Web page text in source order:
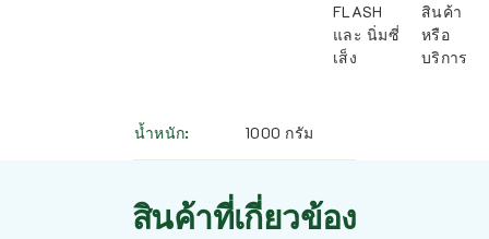
FLASH
และ นิ่มซี่
เส็ง
สินค้า
หรือ
บริการ
น้ำหนัก 1000 กรัม
สินค้าที่เกี่ยวข้อง